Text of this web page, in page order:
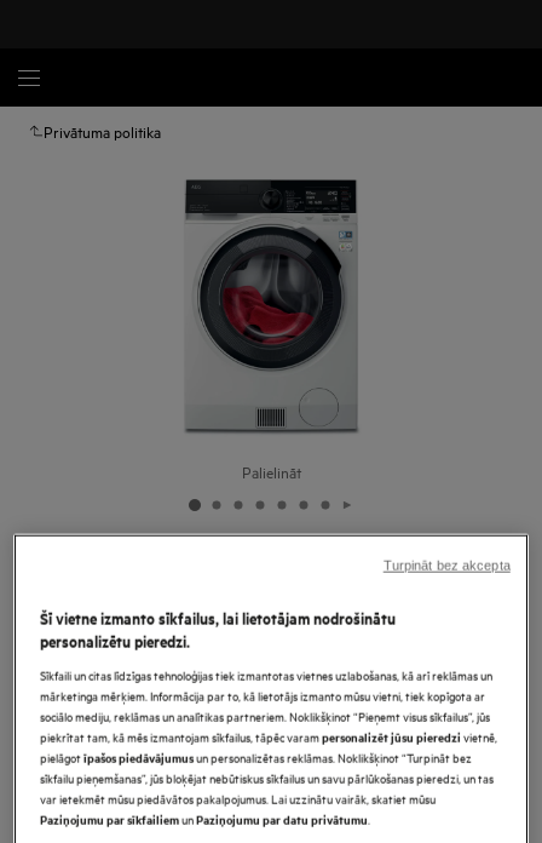
Privātuma politika
Palielināt
9000. sērija Brīvstāvoša priekšas
ielādes veļasmašīna ar žāvētāju 10.0
kg 1551 rpm
Ražojuma informācijas lapa
Priekšrocības
9000.sērijas „AbsoluteCare®“ veļas mašīna ar žāvētāju nodrošina
audumiem īpašu kopšanu.
Izžāvējiet apģērbu divreiz zemākā temperatūrā, lietojot siltumsūkni.
Šī vietne izmanto sīkfailus, lai lietotājam nodrošinātu
personalizētu pieredzi.
Sīkfaili un citas līdzīgas tehnoloģijas tiek izmantotas vietnes uzlabošanas, kā arī reklāmas un
mārketinga mērķiem. Informācija par to, kā lietotājs izmanto mūsu vietni, tiek kopīgota ar
sociālo mediju, reklāmas un analītikas partneriem. Noklikšķinot “Pieņemt visus sīkfailus”, jūs
piekrītat tam, kā mēs izmantojam sīkfailus, tāpēc varampersonalizēt jūsu pieredzivietnē,
pielāgotīpašos piedāvājumusun personalizētas reklāmas. Noklikšķinot “Turpināt bez
sīkfailu pieņemšanas”, jūs bloķējat nebūtiskus sīkfailus un savu pārlūkošanas pieredzi, un tas
var ietekmēt mūsu piedāvātos pakalpojumus. Lai uzzinātu vairāk, skatiet mūsu
Paziņojumu par sīkfailiemunPaziņojumu par datu privātumu.
Turpināt bez akcepta